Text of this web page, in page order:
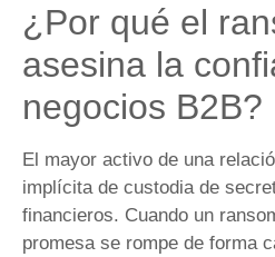
¿Por qué el
asesina la
negocios B2B?
El mayor activo de una
implícita de custodia de
financieros. Cuando un
promesa se rompe de forma